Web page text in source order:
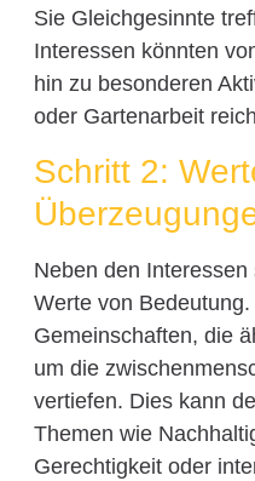
Sie Gleichgesinnte
Interessen könnten
hin zu besonderen
oder Gartenarbeit
Schritt 2:
Neben den
Werte von
Gemeinschaften, die
um die
vertiefen. Dies kann
Themen wie
Gerechtigkeit oder